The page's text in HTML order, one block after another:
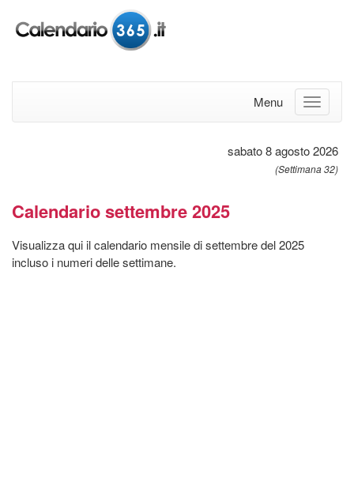
Menu
sabato 8 agosto 2026
(Settimana 32)
Calendario settembre 2025
Visualizza qui il calendario mensile di settembre del 2025
incluso i numeri delle settimane.